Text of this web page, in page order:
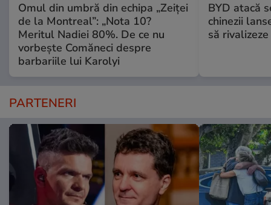
Omul din umbră din echipa „Zeiței
de la Montreal”: „Nota 10?
Meritul Nadiei 80%. De ce nu
vorbește Comăneci despre
barbariile lui Karolyi
BYD atacă
chinezii
să
PARTENERI